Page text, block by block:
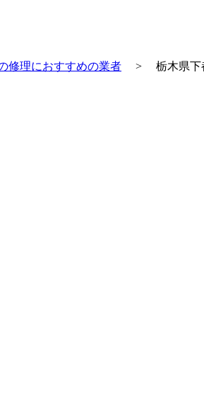
修理におすすめの業者 > 栃木県下